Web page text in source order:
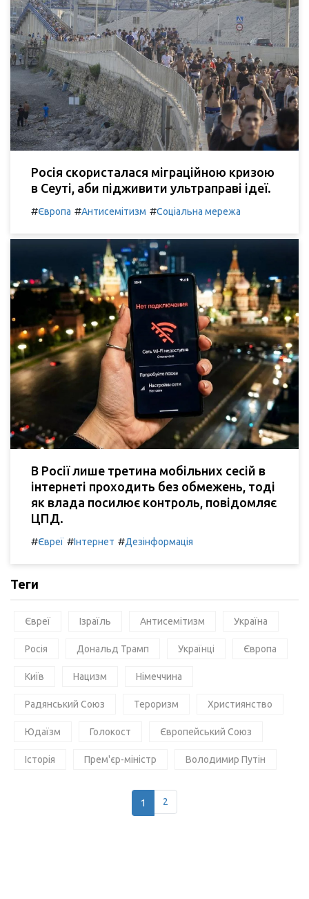
Росія скористалася міграційною кризою
в Сеуті, аби підживити ультраправі ідеї.
#Європа #Антисемітизм #Соціальна мережа
В Росії лише третина мобільних сесій в
інтернеті проходить без обмежень, тоді
як влада посилює контроль, повідомляє
ЦПД.
#Євреї #Інтернет #Дезінформація
Теги
Євреї Ізраїль Антисемітизм Україна
Росія Дональд Трамп Українці Європа
Київ Нацизм Німеччина
Радянський Союз Тероризм Християнство
Юдаїзм Голокост Європейський Союз
Історія Прем'єр-міністр Володимир Путін
1 2